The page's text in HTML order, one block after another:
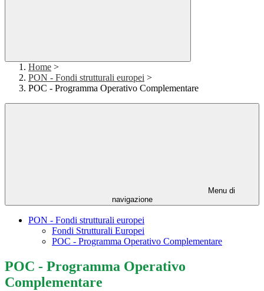
Home >
PON - Fondi strutturali europei >
POC - Programma Operativo Complementare
Menu di
navigazione
PON - Fondi strutturali europei
Fondi Strutturali Europei
POC - Programma Operativo Complementare
POC - Programma Operativo
Complementare